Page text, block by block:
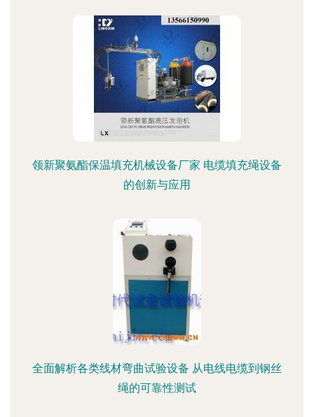
领新聚氨酯保温填充机械设备厂家 电缆填充绳设备
的创新与应用
全面解析各类线材弯曲试验设备 从电线电缆到钢丝
绳的可靠性测试